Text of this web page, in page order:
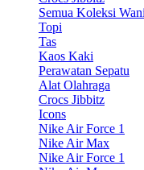
Semua Koleksi
Topi
Tas
Kaos Kaki
Perawatan Sepatu
Alat Olahraga
Crocs Jibbitz
Icons
Nike Air Force 1
Nike Air Max
Nike Air Force 1